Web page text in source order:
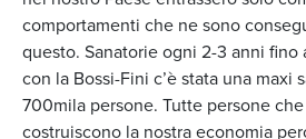
comportamenti che ne sono
questo. Sanatorie ogni 2-3 anni
con la Bossi-Fini c’è stata una maxi
700mila persone. Tutte persone
costruiscono la nostra economia